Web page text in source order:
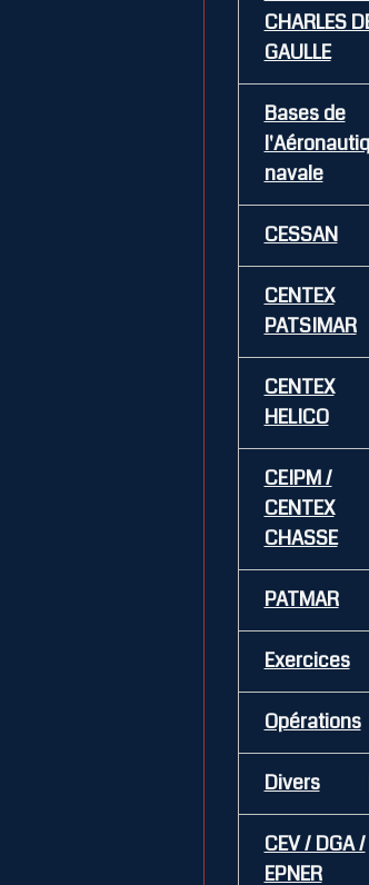
CHARLES
GAULLE
Bases de
navale
CESSAN
CENTEX
PATSIMAR
CENTEX
HELICO
CEIPM /
CENTEX
CHASSE
PATMAR
Exercices
Opérations
Divers
CEV / DGA /
EPNER